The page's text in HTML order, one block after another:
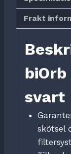
Frakt
biOrb
svart
skötsel